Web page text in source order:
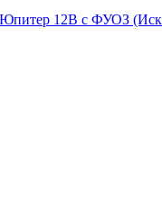
Юпитер 12В с ФУОЗ